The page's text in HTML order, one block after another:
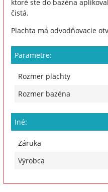
ktoré ste do bazéna
čistá.
Plachta má odvodňovacie
Parametre:
Rozmer plachty
Rozmer bazéna
Iné:
Záruka
Výrobca